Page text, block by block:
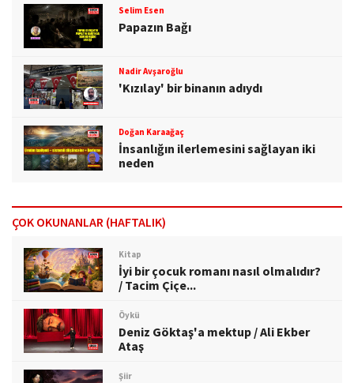
Selim Esen
Papazın Bağı
Nadir Avşaroğlu
'Kızılay' bir binanın adıydı
Doğan Karaağaç
İnsanlığın ilerlemesini sağlayan iki
neden
ÇOK OKUNANLAR (HAFTALIK)
Kitap
İyi bir çocuk romanı nasıl olmalıdır?
/ Tacim Çiçe...
Öykü
Deniz Göktaş'a mektup / Ali Ekber
Ataş
Şiir